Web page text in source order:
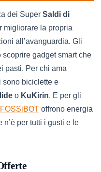
dei Super Saldi di
migliorare la propria
all’avanguardia. Gli
gadget smart che
pasti. Per chi ama
sono biciclette e
o KuKirin. E per gli
offrono energia
per tutti i gusti e le